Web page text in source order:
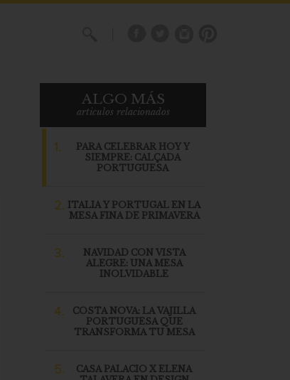
ALGO MÁS
articulos relacionados
1.
PARA CELEBRAR HOY Y
SIEMPRE: CALÇADA
PORTUGUESA
2. ITALIA Y PORTUGAL EN LA
MESA FINA DE PRIMAVERA
3.
NAVIDAD CON VISTA
ALEGRE: UNA MESA
INOLVIDABLE
4.
COSTA NOVA: LA VAJILLA
PORTUGUESA QUE
TRANSFORMA TU MESA
5.
CASA PALACIO X ELENA